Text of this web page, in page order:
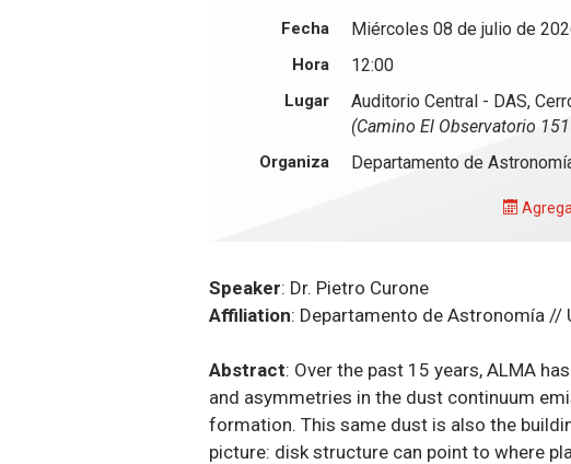
Fecha Miércoles 08 de julio de
Hora 12:00
Lugar
Auditorio Central - DAS,
(Camino El Observatorio
Organiza Departamento de
Speaker: Dr. Pietro Curone
Affiliation: Departamento de Astronomía //
Abstract: Over the past 15 years, ALMA
and asymmetries in the dust continuum
formation. This same dust is also the
picture: disk structure can point to where